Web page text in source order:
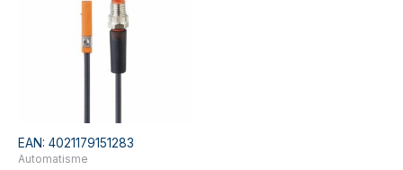
EAN: 4021179151283
Automatisme